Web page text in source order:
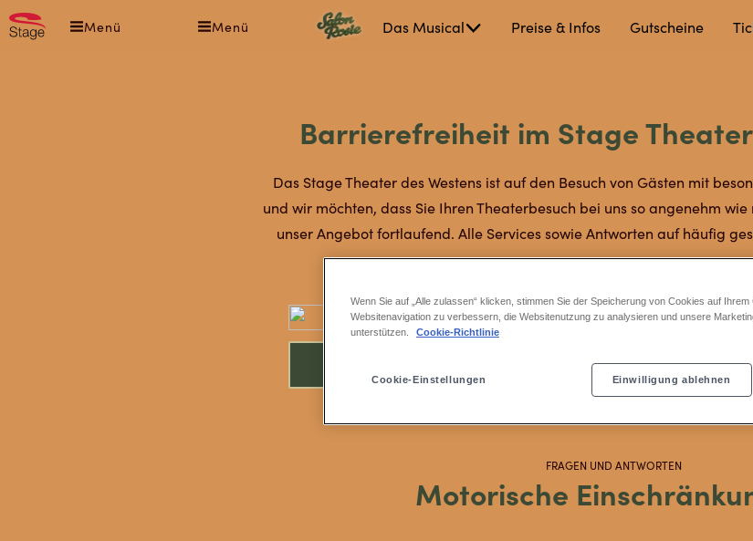
Direkt
zum
Menü Menü
Rosie
Das Musical Preise & Infos Gutscheine
Barrierefreiheit im Stage
Das Stage Theater des Westens ist auf den Besuch von Gästen mit
und wir möchten, dass Sie Ihren Theaterbesuch bei uns so angenehm
unser Angebot fortlaufend. Alle Services sowie Antworten auf häufig
FRAGEN UND ANTWORTEN
Motorische
Wenn Sie auf „Alle zulassen“ klicken, stimmen Sie der Speicherung von Cookies auf
Websitenavigation zu verbessern, die Websitenutzung zu analysieren und unsere
unterstützen.
Cookie-Richtlinie
Cookie-Einstellungen Einwilligung ablehnen